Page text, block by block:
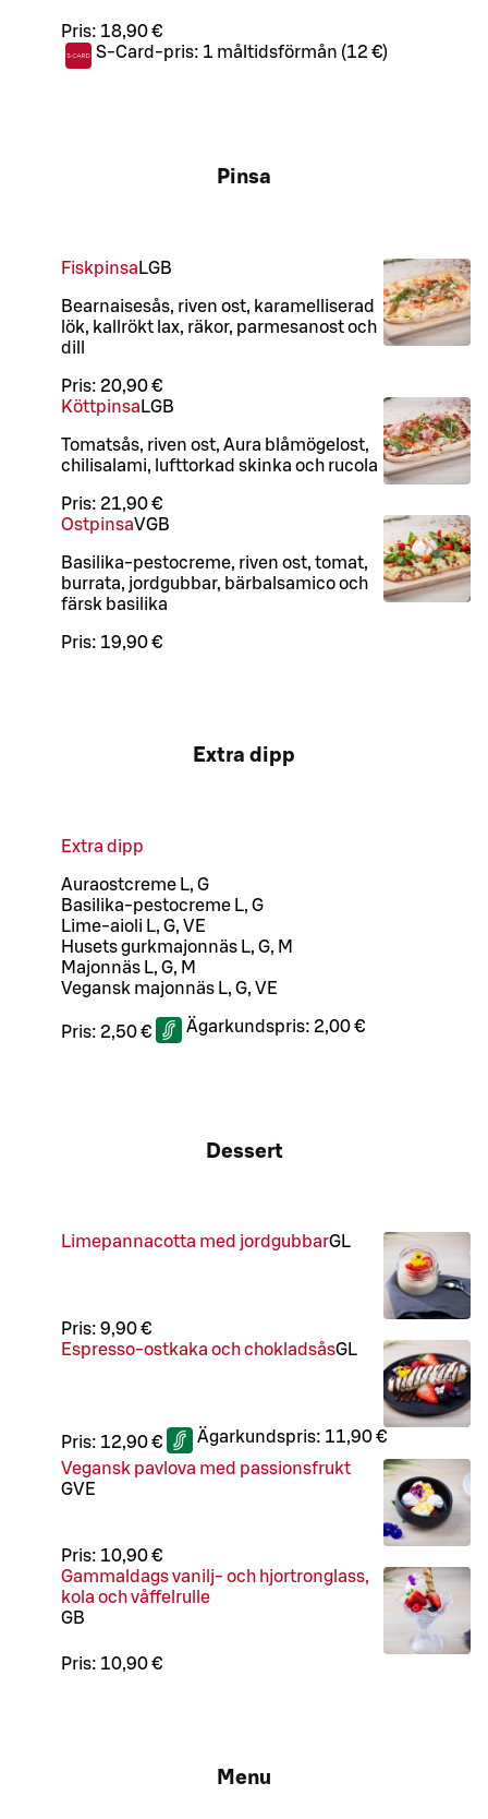
Pris: 18,90 €
S-Card-pris: 1 måltidsförmån (12 €)
Pinsa
Fiskpinsa LGB
Bearnaisesås, riven ost, karamelliserad
lök, kallrökt lax, räkor, parmesanost och
dill
Pris: 20,90 €
Köttpinsa LGB
Tomatsås, riven ost, Aura blåmögelost,
chilisalami, lufttorkad skinka och rucola
Pris: 21,90 €
OstpinsaVGB
Basilika-pestocreme, riven ost, tomat,
burrata, jordgubbar, bärbalsamico och
färsk basilika
Pris: 19,90 €
Extra dipp
Extra dipp
Auraostcreme L, G
Basilika-pestocreme L, G
Lime-aioli L, G, VE
Husets gurkmajonnäs L, G, M
Majonnäs L, G, M
Vegansk majonnäs L, G, VE
Pris: 2,50 € Ägarkundspris: 2,00 €
Dessert
Limepannacotta med jordgubbarGL
Pris: 9,90 €
Espresso-ostkaka och chokladsåsGL
Pris: 12,90 € Ägarkundspris: 11,90 €
Vegansk pavlova med passionsfrukt
GVE
Pris: 10,90 €
Gammaldags vanilj- och hjortronglass,
kola och våffelrulle
GB
Pris: 10,90 €
Menu